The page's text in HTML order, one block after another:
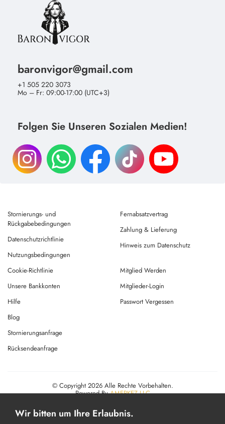
baronvigor@gmail.com
+1 505 220 3073
Mo – Fr: 09:00-17:00 (UTC+3)
Folgen Sie Unseren Sozialen Medien!
Stornierungs- und
Rückgabebedingungen
Datenschutzrichtlinie
Nutzungsbedingungen
Fernabsatzvertrag
Zahlung & Lieferung
Hinweis zum Datenschutz
Cookie-Richtlinie
Unsere Bankkonten
Hilfe
Mitglied Werden
Mitglieder-Login
Passwort Vergessen
Blog
Stornierungsanfrage
Rücksendeanfrage
© Copyright 2026 Alle Rechte Vorbehalten.
Powered ByAMERKEZ LLC
Wir bitten um Ihre Erlaubnis.